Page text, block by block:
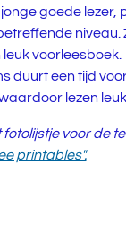
jonge goede lezer,
niveau.
voorleesboek.
duurt een tijd
lezen
voor de
printables".